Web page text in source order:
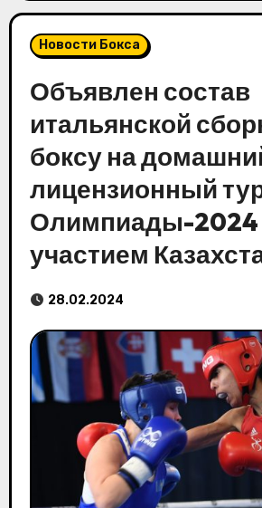
Новости Бокса
Объявлен состав
итальянской
боксу на
лицензионный
Олимпиады-2024
участием
28.02.2024